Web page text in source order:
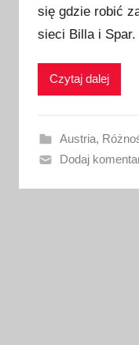
l
i
w
n
o
się gdzie robić
sieci Billa i Spar.
Czytaj dalej
Austria,
Dodaj